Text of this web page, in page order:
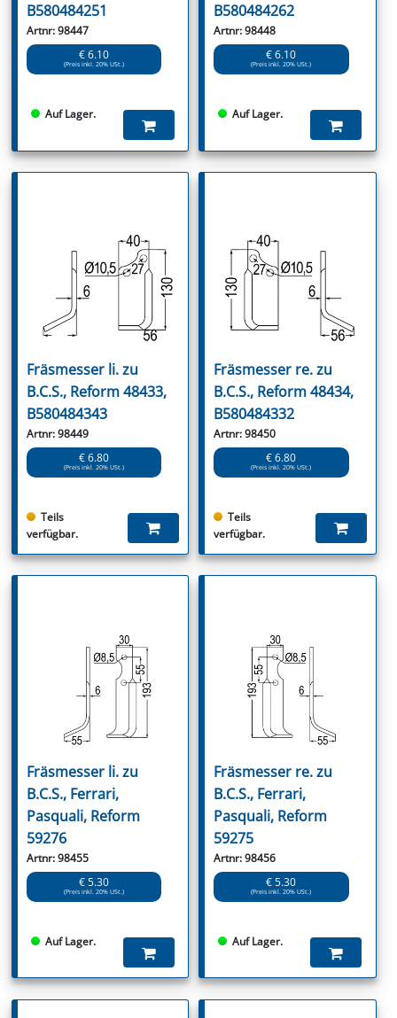
B580484251
Artnr: 98447
€ 6.10
(Preis inkl. 20% USt.)
Auf Lager.
B580484262
Artnr: 98448
€ 6.10
(Preis inkl. 20% USt.)
Auf Lager.
Fräsmesser li. zu
B.C.S., Reform 48433,
B580484343
Artnr: 98449
€ 6.80
(Preis inkl. 20% USt.)
Teils
verfügbar.
Fräsmesser re. zu
B.C.S., Reform 48434,
B580484332
Artnr: 98450
€ 6.80
(Preis inkl. 20% USt.)
Teils
verfügbar.
Fräsmesser li. zu
B.C.S., Ferrari,
Pasquali, Reform
59276
Artnr: 98455
€ 5.30
(Preis inkl. 20% USt.)
Auf Lager.
Fräsmesser re. zu
B.C.S., Ferrari,
Pasquali, Reform
59275
Artnr: 98456
€ 5.30
(Preis inkl. 20% USt.)
Auf Lager.